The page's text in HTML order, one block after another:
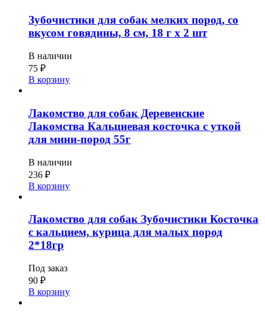
Зубочистики для собак мелких пород, со
вкусом говядины, 8 см, 18 г х 2 шт
В наличии
75 ₽
В корзину
Лакомство для собак Деревенские
Лакомства Кальциевая косточка с уткой
для мини-пород 55г
В наличии
236 ₽
В корзину
Лакомство для собак Зубочистики Косточка
с кальцием, курица для малых пород
2*18гр
Под заказ
90 ₽
В корзину